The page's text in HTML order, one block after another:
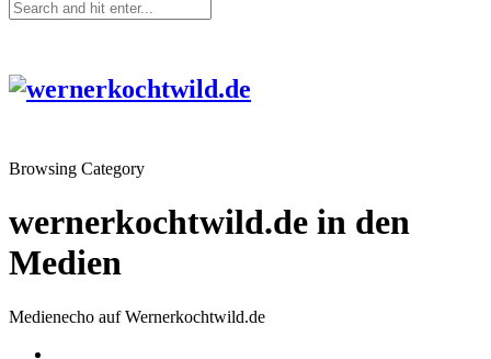
Browsing Category
wernerkochtwild.de in den
Medien
Medienecho auf Wernerkochtwild.de